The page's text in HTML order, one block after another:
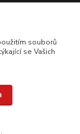
souborů
se Vašich
.